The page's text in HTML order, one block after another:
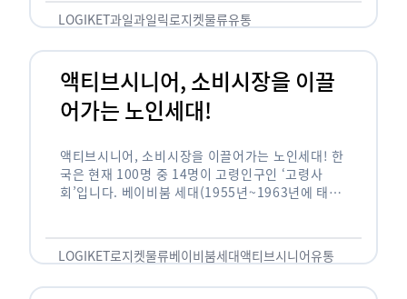
…
LOGIKET과일과일릭로지켓물류유통
액티브시니어, 소비시장을 이끌
어가는 노인세대!
액티브시니어, 소비시장을 이끌어가는 노인세대! 한
국은 현재 100명 중 14명이 고령인구인 ‘고령사
회’입니다. 베이비붐 세대(1955년~1963년에 태어
오고 있습니다. 하지만 사회가 늙어가는 …
LOGIKET로지켓물류베이비붐세대액티브시니어유통